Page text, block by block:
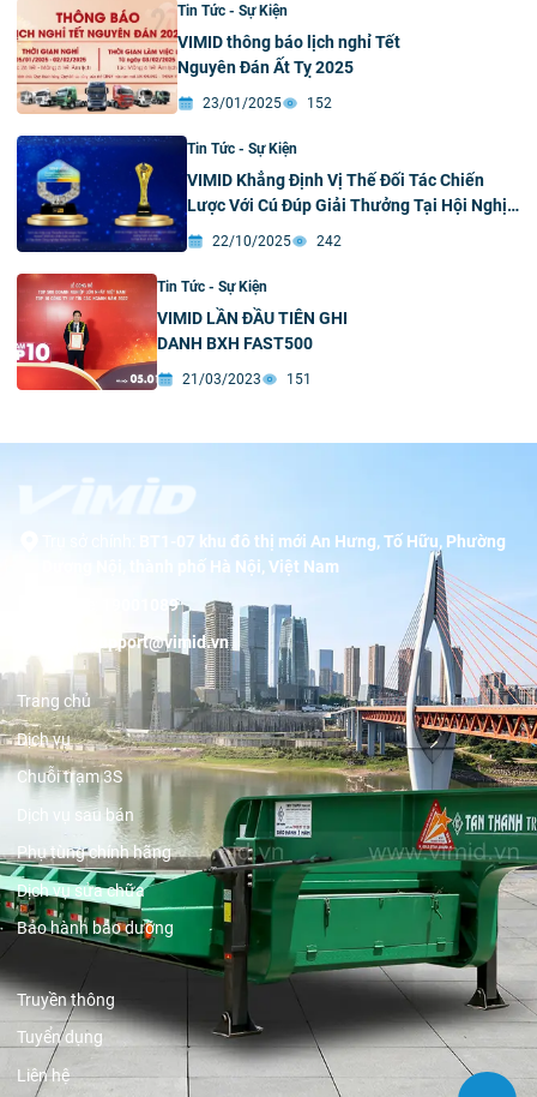
Tin Tức - Sự Kiện
VIMID thông báo lịch nghỉ Tết
Nguyên Đán Ất Tỵ 2025
23/01/2025 152
Tin Tức - Sự Kiện
VIMID Khẳng Định Vị Thế Đối Tác Chiến
Lược Với Cú Đúp Giải Thưởng Tại Hội Nghị
Đối Tác Toàn Cầu Của Tập Đoàn Công
Nghiệp Nặng Sơn Đông Và Tập Đoàn
Sinotruk
22/10/2025 242
Tin Tức - Sự Kiện
VIMID LẦN ĐẦU TIÊN GHI
DANH BXH FAST500
21/03/2023 151
BT1-07 khu đô thị mới An Hưng, Tố Hữu, Phường
Dương Nội, thành phố Hà Nội, Việt Nam
19001089
support@vimid.vn
Trang chủ
Dịch vụ
Chuỗi trạm 3S
Dịch vụ sau bán
Phụ tùng chính hãng
Dịch vụ sửa chữa
Bảo hành bảo dưỡng
Truyền thông
Tuyển dụng
Liên hệ